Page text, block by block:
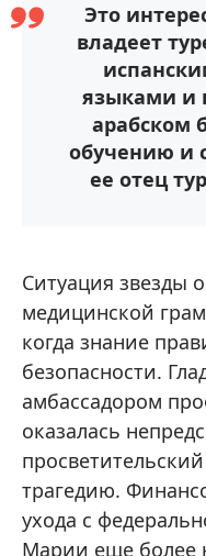
Это
владеет
языками и
арабском
обучению и
ее отец
Ситуация звезды
медицинской
когда знание
безопасности.
амбассадором
оказалась
трагедию.
ухода с
Марии еще более